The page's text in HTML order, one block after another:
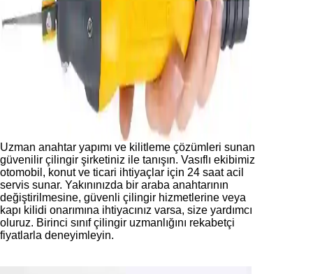
Uzman anahtar yapımı ve kilitleme çözümleri sunan
güvenilir çilingir şirketiniz ile tanışın. Vasıflı ekibimiz
otomobil, konut ve ticari ihtiyaçlar için 24 saat acil
servis sunar. Yakınınızda bir araba anahtarının
değiştirilmesine, güvenli çilingir hizmetlerine veya
kapı kilidi onarımına ihtiyacınız varsa, size yardımcı
oluruz. Birinci sınıf çilingir uzmanlığını rekabetçi
fiyatlarla deneyimleyin.